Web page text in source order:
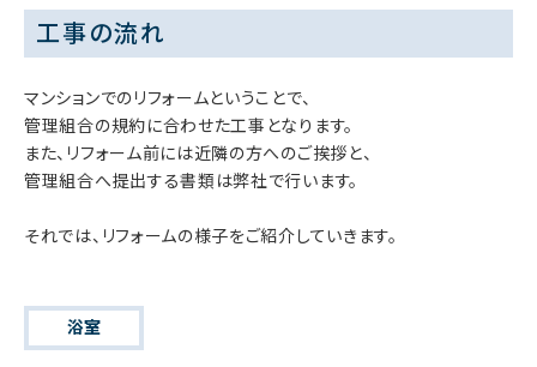
工事の流れ
マンションでのリフォームということで、
管理組合の規約に合わせた工事となります。
また、リフォーム前には近隣の方へのご挨拶と、
管理組合へ提出する書類は弊社で行います。
それでは、リフォームの様子をご紹介していきます。
浴室